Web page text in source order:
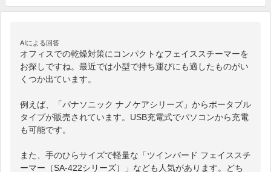
AIによる回答
オフィスでの乾燥対策にコンパクトなフェイススチーマーを
お探しですね。最近では小型で持ち運びにも適したものがい
くつか出ています。
例えば、「パナソニック ナノケアシリーズ」からポータブル
タイプが販売されています。USB充電式でパソコンから充電
も可能です。
また、手のひらサイズで軽量な「ツインバード フェイススチ
ーマー（SA-422シリーズ）」なども人気があります。どち